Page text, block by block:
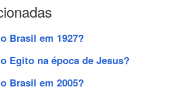
Brasil em 1927?
Egito na época de Jesus?
Brasil em 2005?